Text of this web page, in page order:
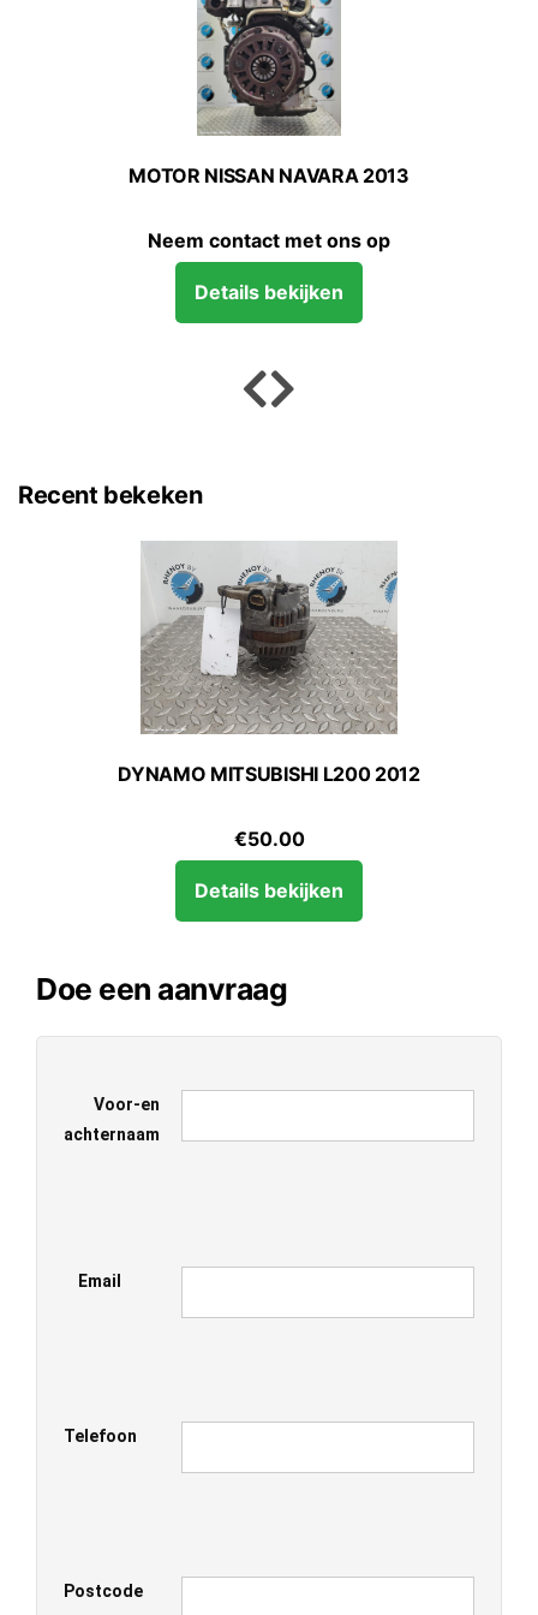
MOTOR NISSAN NAVARA 2013
Neem contact met ons op
Details bekijken
Recent bekeken
DYNAMO MITSUBISHI L200 2012
€50.00
Details bekijken
Doe een aanvraag
Voor-en
achternaam
Email
Telefoon
Postcode